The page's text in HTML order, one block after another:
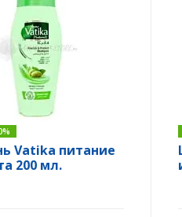
Vatika питание
200 мл.